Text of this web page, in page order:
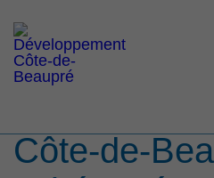
ACCUEIL
La 21e
Côte-de-